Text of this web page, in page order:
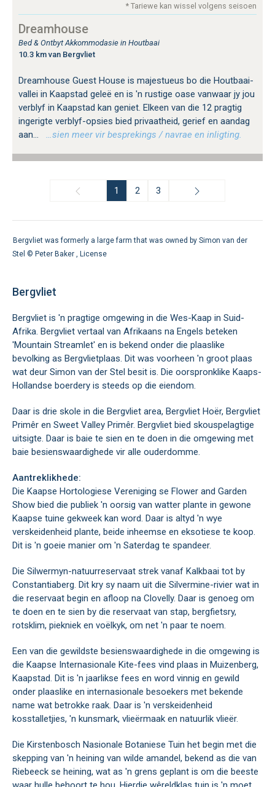
* Tariewe kan wissel volgens seisoen
Dreamhouse
Bed & Ontbyt Akkommodasie in Houtbaai
10.3 km van Bergvliet
Dreamhouse Guest House is majestueus bo die Houtbaai-
vallei in Kaapstad geleë en is 'n rustige oase vanwaar jy jou
verblyf in Kaapstad kan geniet. Elkeen van die 12 pragtig
ingerigte verblyf-opsies bied privaatheid, gerief en aandag
aan...
…sien meer vir besprekings / navrae en inligting.
1 2 3
Bergvliet was formerly a large farm that was owned by Simon van der
Stel © Peter Baker , License
Bergvliet
Bergvliet is 'n pragtige omgewing in die Wes-Kaap in Suid-
Afrika. Bergvliet vertaal van Afrikaans na Engels beteken
'Mountain Streamlet' en is bekend onder die plaaslike
bevolking as Bergvlietplaas. Dit was voorheen 'n groot plaas
wat deur Simon van der Stel besit is. Die oorspronklike Kaaps-
Hollandse boerdery is steeds op die eiendom.
Daar is drie skole in die Bergvliet area, Bergvliet Hoër, Bergvliet
Primêr en Sweet Valley Primêr. Bergvliet bied skouspelagtige
uitsigte. Daar is baie te sien en te doen in die omgewing met
baie besienswaardighede vir alle ouderdomme.
Aantreklikhede:
Die Kaapse Hortologiese Vereniging se Flower and Garden
Show bied die publiek 'n oorsig van watter plante in gewone
Kaapse tuine gekweek kan word. Daar is altyd 'n wye
verskeidenheid plante, beide inheemse en eksotiese te koop.
Dit is 'n goeie manier om 'n Saterdag te spandeer.
Die Silwermyn-natuurreservaat strek vanaf Kalkbaai tot by
Constantiaberg. Dit kry sy naam uit die Silvermine-rivier wat in
die reservaat begin en afloop na Clovelly. Daar is genoeg om
te doen en te sien by die reservaat van stap, bergfietsry,
rotsklim, piekniek en voëlkyk, om net 'n paar te noem.
Een van die gewildste besienswaardighede in die omgewing is
die Kaapse Internasionale Kite-fees vind plaas in Muizenberg,
Kaapstad. Dit is 'n jaarlikse fees en word vinnig en gewild
onder plaaslike en internasionale besoekers met bekende
name wat betrokke raak. Daar is 'n verskeidenheid
kosstalletjies, 'n kunsmark, vlieërmaak en natuurlik vlieër.
Die Kirstenbosch Nasionale Botaniese Tuin het begin met die
skepping van 'n heining van wilde amandel, bekend as die van
Riebeeck se heining, wat as 'n grens geplant is om die beeste